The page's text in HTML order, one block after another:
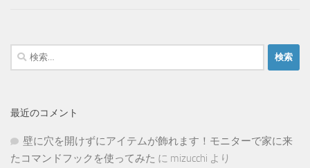
検
索:
最近のコメント
壁に穴を開けずにアイテムが飾れます！モニターで家に来
たコマンドフックを使ってみた に mizucchi より